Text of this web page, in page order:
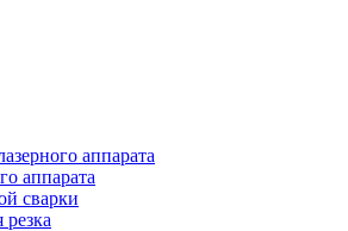
аппарата
аппарата
сварки
резка